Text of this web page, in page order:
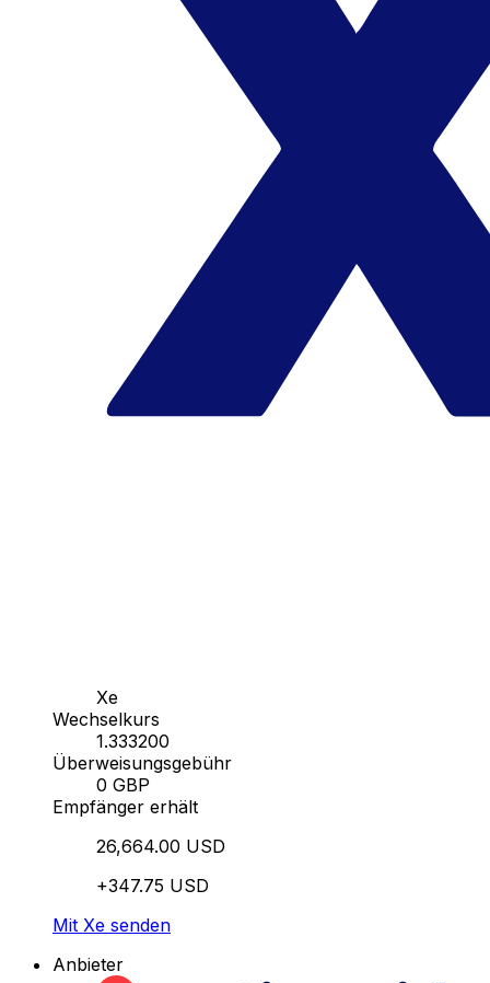
Xe
Wechselkurs
1.333200
Überweisungsgebühr
0 GBP
Empfänger erhält
26,664.00 USD
+347.75 USD
Mit Xe senden
Anbieter